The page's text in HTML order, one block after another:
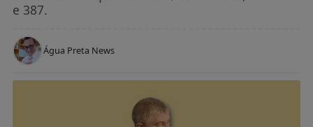
e 387.
Água Preta News